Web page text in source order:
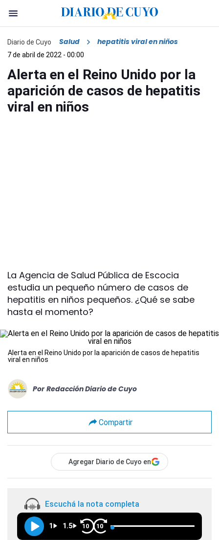
Diario de Cuyo Salud hepatitis viral en niños
7 de abril de 2022 - 00:00
Alerta en el Reino Unido por la
aparición de casos de hepatitis
viral en niños
La Agencia de Salud Pública de Escocia
estudia un pequeño número de casos de
hepatitis en niños pequeños. ¿Qué se sabe
hasta el momento?
Alerta en el Reino Unido por la aparición de casos de hepatitis
viral en niños
Por Redacción Diario de Cuyo
Compartir
Agregar Diario de Cuyo en
Escuchá la nota completa
1 1.5 10 10